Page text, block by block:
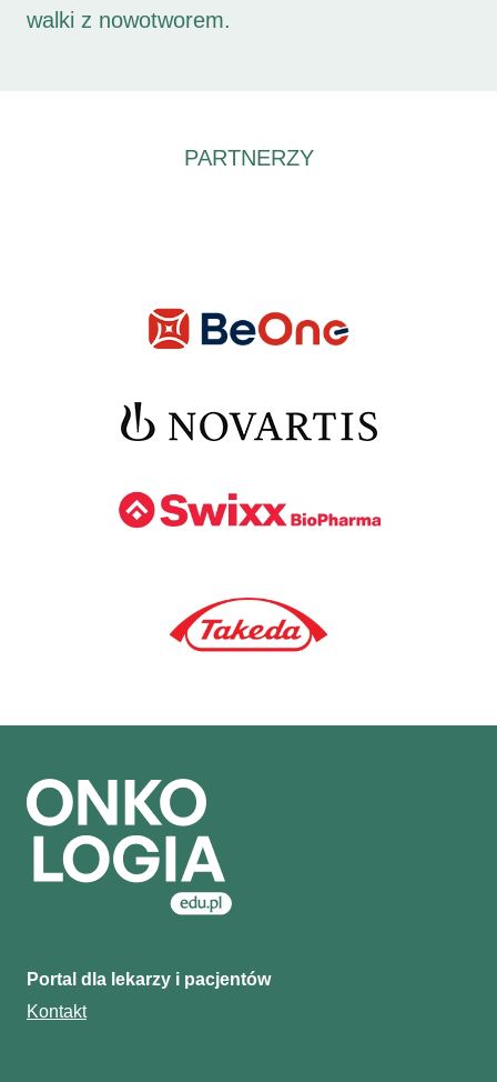
walki z nowotworem.
PARTNERZY
Portal dla lekarzy i pacjentów
Kontakt